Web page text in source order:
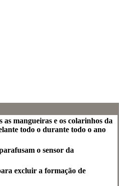
as mangueiras e os colarinhos da
todo o durante todo o ano
o sensor da
excluir a formação de